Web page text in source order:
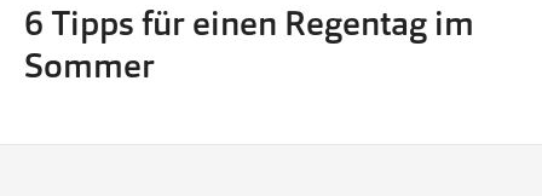
Wegbeschreibung
6 Tipps für einen Regentag im
Sommer